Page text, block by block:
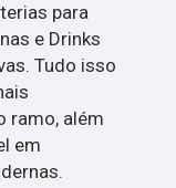
para
e Drinks
Tudo isso
ramo, além
em